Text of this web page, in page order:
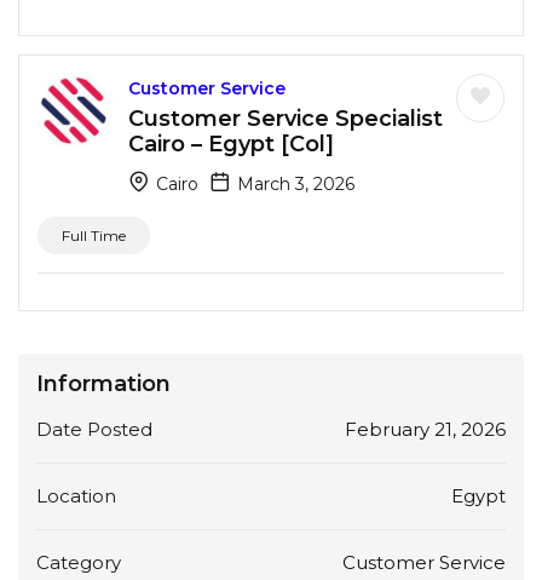
Customer Service
Customer Service Specialist
Cairo – Egypt [Col]
Cairo March 3, 2026
Full Time
Information
Date Posted February 21, 2026
Location Egypt
Category Customer Service